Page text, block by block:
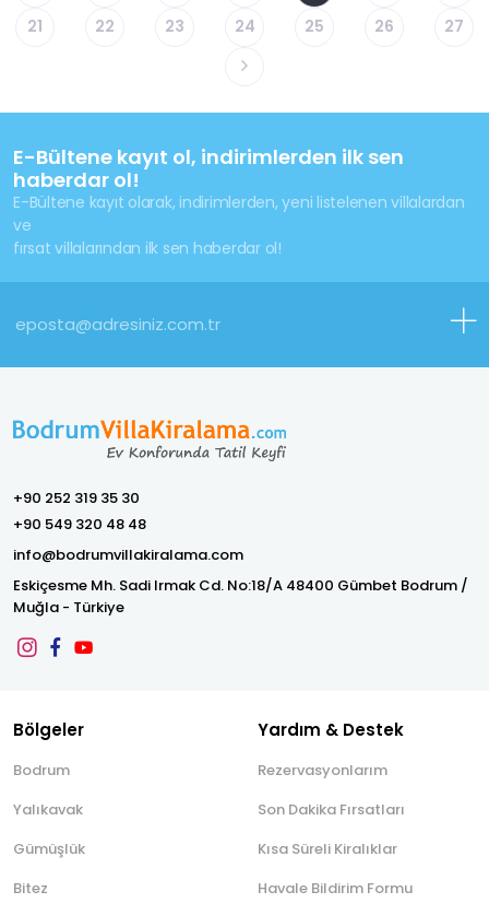
21
22 23 24 25 26 27
E-Bültene kayıt ol, indirimlerden ilk sen
haberdar ol!
E-Bültene kayıt olarak, indirimlerden, yeni listelenen villalardan
ve
fırsat villalarından ilk sen haberdar ol!
+90 252 319 35 30
+90 549 320 48 48
info@bodrumvillakiralama.com
Eskiçesme Mh. Sadi Irmak Cd. No:18/A 48400 Gümbet Bodrum /
Muğla - Türkiye
Bölgeler
Bodrum
Yalıkavak
Gümüşlük
Bitez
Yardım & Destek
Rezervasyonlarım
Son Dakika Fırsatları
Kısa Süreli Kiralıklar
Havale Bildirim Formu